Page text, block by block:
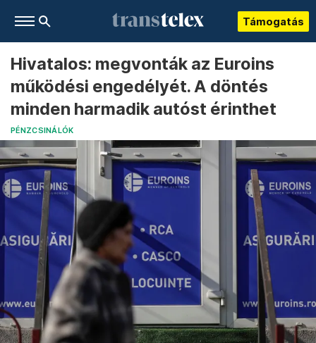
Támogatás
Hivatalos: megvonták az Euroins
működési engedélyét. A döntés
minden harmadik autóst érinthet
PÉNZCSINÁLÓK